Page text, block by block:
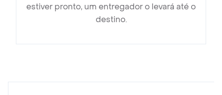
estiver pronto, um entregador o levará até o
destino.